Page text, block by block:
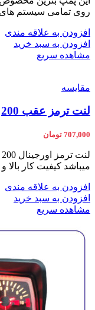
روی تمامی سیستم
افزودن به علاقه مندی
افزودن به سبد خرید
مشاهده سریع
مقایسه
لنت ترمز عقب 200
707,000 تومان
میباشد کیفیت کار بالا
افزودن به علاقه مندی
افزودن به سبد خرید
مشاهده سریع